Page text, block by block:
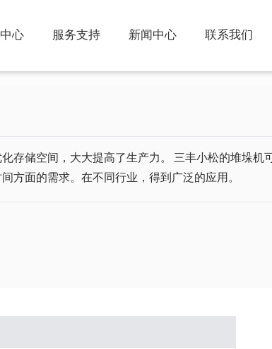
心 服务支持 新闻中心 联系我们
闭开关设备
低压抽出式开关柜
型交流低压配电柜
帮
存储空间，大大提高了生产力。 三丰小松的堆垛机可
方面的需求。在不同行业，得到广泛的应用。